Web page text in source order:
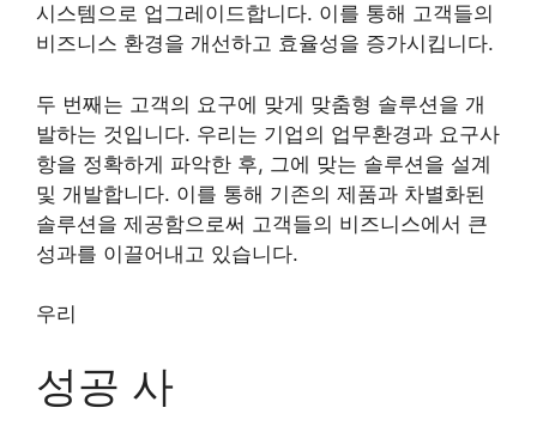
시스템으로 업그레이드합니다. 이를 통해 고객들의
비즈니스 환경을 개선하고 효율성을 증가시킵니다.
두 번째는 고객의 요구에 맞게 맞춤형 솔루션을 개
발하는 것입니다. 우리는 기업의 업무환경과 요구사
항을 정확하게 파악한 후, 그에 맞는 솔루션을 설계
및 개발합니다. 이를 통해 기존의 제품과 차별화된
솔루션을 제공함으로써 고객들의 비즈니스에서 큰
성과를 이끌어내고 있습니다.
우리
성공 사